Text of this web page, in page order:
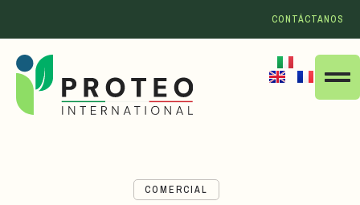
CONTÁCTANOS
COMERCIAL